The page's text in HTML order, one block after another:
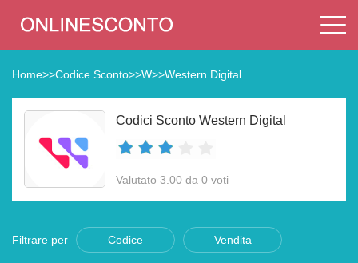
Home>>Codice Sconto>>W>>Western Digital
Codici Sconto Western Digital
Valutato 3.00 da 0 voti
Filtrare per Codice Vendita